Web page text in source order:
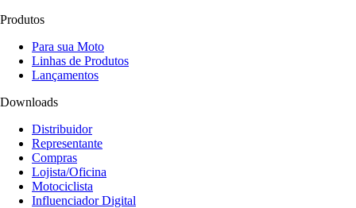
Produtos
Para sua Moto
Linhas de Produtos
Lançamentos
Downloads
Distribuidor
Representante
Compras
Lojista/Oficina
Motociclista
Influenciador Digital